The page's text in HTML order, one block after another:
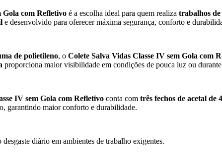
Gola com Refletivo é a escolha ideal para quem realiza trabalhos
e desenvolvido para oferecer máxima segurança, conforto e
de polietileno, o Colete Salva Vidas Classe IV sem Gola com
proporciona maior visibilidade em condições de pouca luz ou durante
IV sem Gola com Refletivo conta com três fechos de acetal de
garantindo maior conforto e durabilidade.
diário em ambientes de trabalho exigentes.